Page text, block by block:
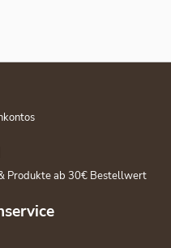
Produkte ab 30€ Bestellwert